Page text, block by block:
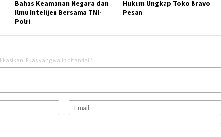
Bahas Keamanan Negara dan
Ilmu Intelijen Bersama TNI-
Polri
Hukum Ungkap Toko Bravo
Pesan
Ruas yang wajib ditandai *